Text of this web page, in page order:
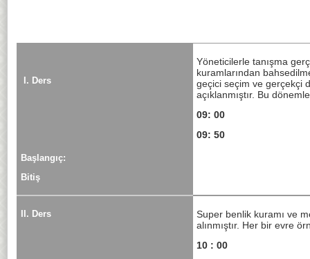
I. Ders
Başlangıç:
Bitiş
Yöneticilerle tanışma
kuramlarından
geçici seçim ve gerçekçi
açıklanmıştır. Bu
09: 00
09: 50
II. Ders
Super benlik kuramı ve
alınmıştır. Her bir evre
10 : 00